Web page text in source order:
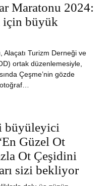
Maratonu 2024:
için büyük
Alaçatı Turizm Derneği ve
ortak düzenlemesiyle,
Çeşme’nin gözde
büyüleyici
Güzel Ot
Ot Çeşidini
sizi bekliyor